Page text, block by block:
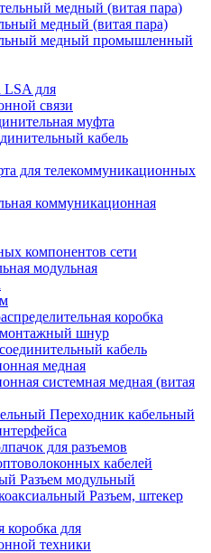
медный (витая пара)
медный промышленный
LSA для
связи
муфта
кабель
для телекоммуникационных
коммуникационная
компонентов сети
модульная
коробка
шнур
кабель
медная
системная медная (витая
Переходник кабельный
для разъемов
кабелей
Разъем модульный
Разъем, штекер
коробка для
техники